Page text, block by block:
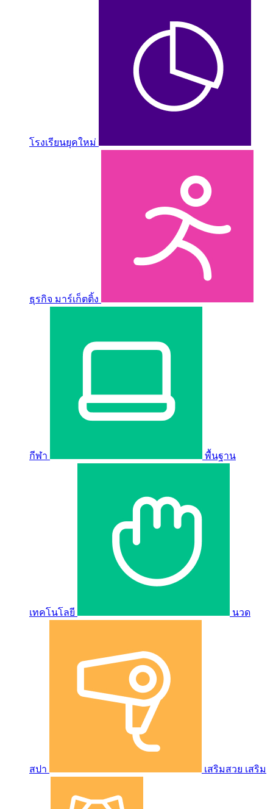
โรงเรียนยุคใหม่
ธุรกิจ มาร์เก็ตติ้ง
กีฬา พื้นฐาน
เทคโนโลยี นวด
สปา เสริมสวย เสริม